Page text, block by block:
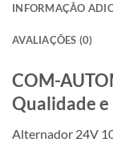
INFORMAÇÃO
AVALIAÇÕES (0)
COM-
Qualidade
Alternador 24V